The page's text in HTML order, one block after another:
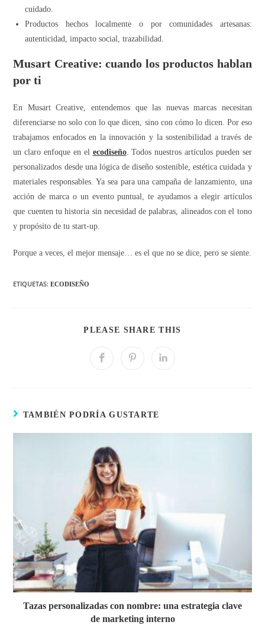
cuidado.
Productos hechos localmente o por comunidades artesanas:
autenticidad, impacto social, trazabilidad.
Musart Creative: cuando los productos hablan
por ti
En Musart Creative, entendemos que las nuevas marcas necesitan
diferenciarse no solo con lo que dicen, sino con cómo lo dicen. Por eso
trabajamos enfocados en la innovación y la sostenibilidad a través de
un claro enfoque en el ecodiseño. Todos nuestros artículos pueden ser
personalizados desde una lógica de diseño sostenible, estética cuidada y
materiales responsables. Ya sea para una campaña de lanzamiento, una
acción de marca o un evento puntual, te ayudamos a elegir artículos
que cuenten tu historia sin necesidad de palabras, alineados con el tono
y propósito de tu start-up.
Porque a veces, el mejor mensaje… es el que no se dice, pero se siente.
ETIQUETAS:ECODISEÑO
PLEASE SHARE THIS
TAMBIÉN PODRÍA GUSTARTE
Tazas personalizadas con nombre: una estrategia clave
de marketing interno